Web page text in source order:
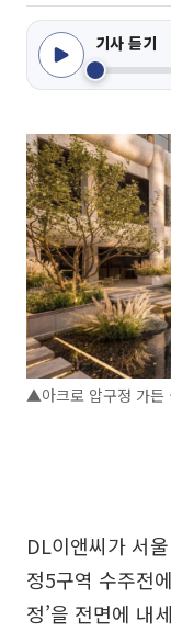
기사 듣기
▲아크로 압구정 가든
DL이앤씨가 서
정5구역 수주전
정’을 전면에 내